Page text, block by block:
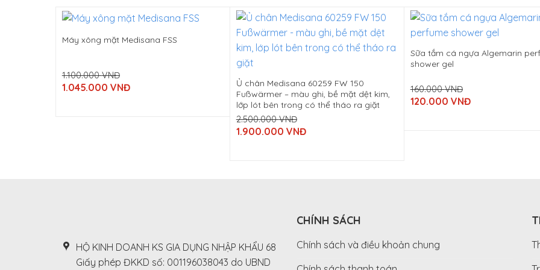
Máy xông mặt Medisana FSS
1.100.000VNĐ
Original
price
1.045.000 VNĐ
Ủ chân Medisana 60259 FW 150
Fußwärmer – màu ghi, bề mặt dệt kim,
lớp lót bên trong có thể tháo ra giặt
2.500.000VNĐ
Original
price
1.900.000 VNĐ
Sữa tắm cá ngựa Algemarin
shower gel
160.000VNĐ
Original
price
120.000 VNĐ
HỘ KINH DOANH KS GIA DỤNG NHẬP KHẨU 68
Giấy phép ĐKKD số: 001196038043 do UBND
CHÍNH SÁCH
Chính sách và điều khoản chung